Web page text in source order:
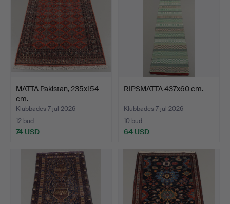
MATTA Pakistan, 235x154
cm.
Klubbades 7 jul 2026
12 bud
74 USD
RIPSMATTA 437x60 cm.
Klubbades 7 jul 2026
10 bud
64 USD